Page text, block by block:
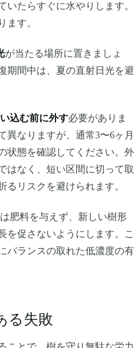
いたらすぐに水やりします。
ます。
が当たる場所に置きましょ
期間中は、夏の直射日光を避
込む前に外す必要がありま
なりますが、通常3〜6ヶ月
状態を確認してください。外
はなく、短い区間に切って取
るリスクを避けられます。
は肥料を与えず、新しい樹形
を促さないようにします。こ
バランスの取れた低濃度の有
る失敗